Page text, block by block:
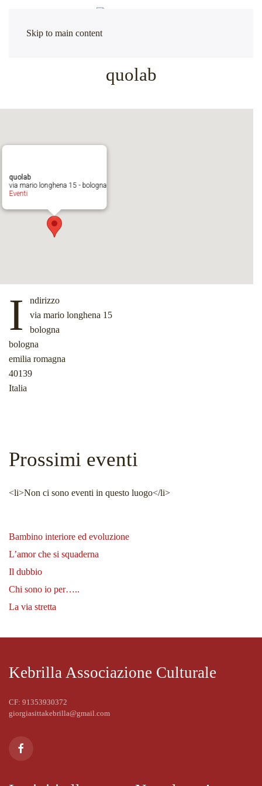
Skip to main content
quolab
quolab
via mario longhena 15 - bologna
Eventi
I
ndirizzo
via mario longhena 15
bologna
bologna
emilia romagna
40139
Italia
Prossimi eventi
<li>Non ci sono eventi in questo luogo</li>
Bambino interiore ed evoluzione
L’amor che si squaderna
Il dubbio
Chi sono io per…..
La via stretta
Kebrilla Associazione Culturale
CF: 91353930372
giorgiasittakebrilla@gmail.com